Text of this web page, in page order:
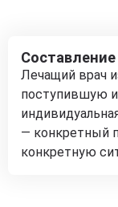
Лечащий врач
поступившую
— конкретный
конкретную